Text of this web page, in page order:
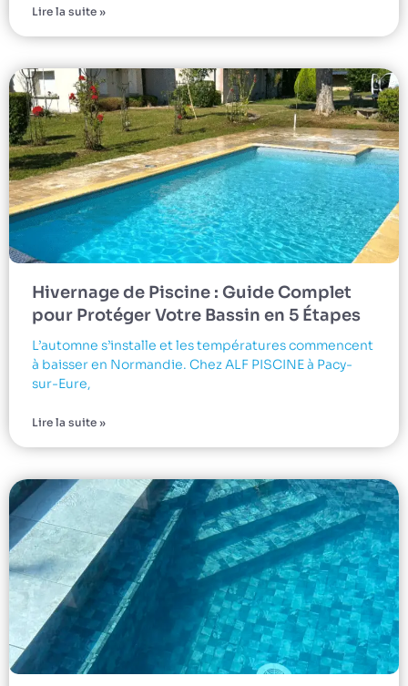
Lire la suite »
Hivernage de Piscine : Guide Complet
pour Protéger Votre Bassin en 5 Étapes
L’automne s’installe et les températures commencent
à baisser en Normandie. Chez ALF PISCINE à Pacy-
sur-Eure,
Lire la suite »